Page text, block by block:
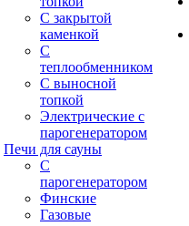
С закрытой
каменкой
С
теплообменником
С выносной
топкой
Электрические с
парогенератором
Печи для сауны
С
парогенератором
Финские
Газовые